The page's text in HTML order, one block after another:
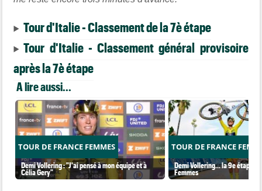
Tour d'Italie - Classement de la 7è étape
Tour d'Italie - Classement général provisoire
après la 7è étape
A lire aussi...
TOUR DE FRANCE FEMMES
Demi Vollering : "J'ai pensé à mon équipe et à
Célia Gery"
TOUR DE FRANCE
Demi Vollering... la 9e étape et
Femmes